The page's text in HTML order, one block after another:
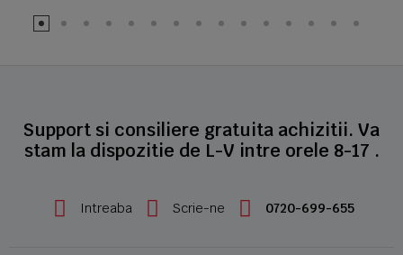
Support si consiliere gratuita achizitii. Va
stam la dispozitie de L-V intre orele 8-17 .
Intreaba Scrie-ne 0720-699-655